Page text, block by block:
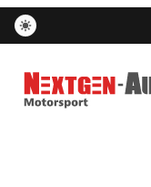
Nextgen-Auto.com